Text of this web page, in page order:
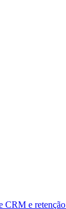
CRM e